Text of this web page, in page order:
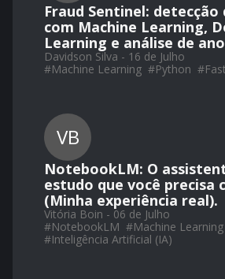
Fraud Sentinel: detecção
com Machine Learning,
Learning e análise de
Davidson Silva - 16 de Julho
#Machine Learning #Python #
VB
NotebookLM: O
estudo que você precisa
(Minha experiência real).
Vitória Boin - 06 de Julho
#NotebookLM #Machine Learning
#Inteligência Artificial (IA)